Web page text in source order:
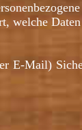
welche
E-Mail)